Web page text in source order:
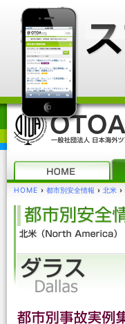
HOME › 都市別安全情報 › 北米 ›